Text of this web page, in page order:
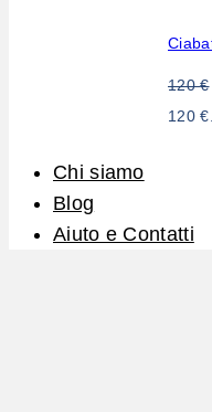
120€
120 €.
Chi siamo
Blog
Aiuto e Contatti